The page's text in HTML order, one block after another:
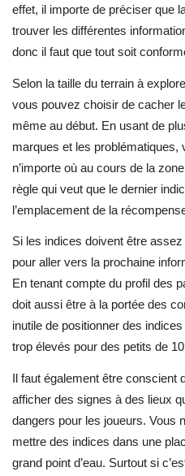
effet, il importe de préciser que
trouver les différentes
donc il faut que tout soit
Selon la taille du terrain à
vous pouvez choisir de cacher
même au début. En usant de
marques et les
n’importe où au cours de la
règle qui veut que le dernier
l’emplacement de la
Si les indices doivent être
pour aller vers la prochaine
En tenant compte du profil des
doit aussi être à la portée des
inutile de positionner des
trop élevés pour des petits de
Il faut également être conscient
afficher des signes à des lieux
dangers pour les joueurs. Vous
mettre des indices dans une
grand point d’eau. Surtout si